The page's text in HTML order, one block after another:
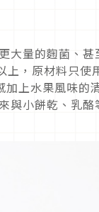
大量的麴菌、甚
，原材料只使
上水果風味的
與小餅乾、乳酪